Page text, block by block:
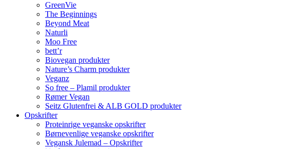
GreenVie
The Beginnings
Beyond Meat
Naturli
Moo Free
bett’r
Biovegan produkter
Nature’s Charm produkter
Veganz
So free – Plamil produkter
Rømer Vegan
Seitz Glutenfrei & ALB GOLD produkter
Opskrifter
Proteinrige veganske opskrifter
Børnevenlige veganske opskrifter
Vegansk Julemad – Opskrifter